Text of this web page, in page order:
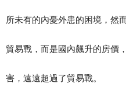
所未有的內憂外患的困境，然
貿易戰，而是國內飆升的房價
害，遠遠超過了貿易戰。